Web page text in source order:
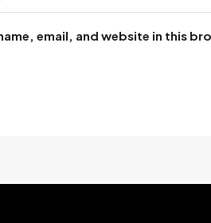
email, and website in this